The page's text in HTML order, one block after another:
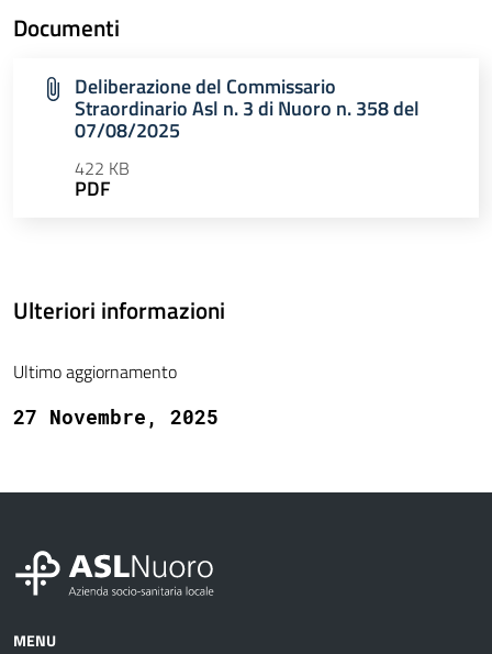
Documenti
Deliberazione del Commissario
Straordinario Asl n. 3 di Nuoro n. 358 del
07/08/2025
422 KB
PDF
Ulteriori informazioni
Ultimo aggiornamento
27 Novembre, 2025
MENU